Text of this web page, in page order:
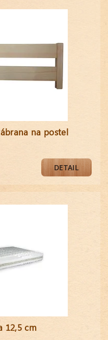
na postel
DETAIL
12,5 cm